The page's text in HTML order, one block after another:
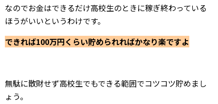
なのでお金はできるだけ高校生のときに稼ぎ終わっている
ほうがいいというわけです。
できれば100万円くらい貯められればかなり楽ですよ
無駄に散財せず高校生でもできる範囲でコツコツ貯めまし
ょう。